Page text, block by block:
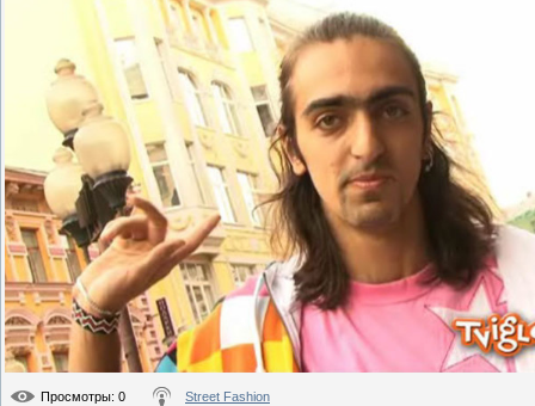
Просмотры: 0 Street Fashion